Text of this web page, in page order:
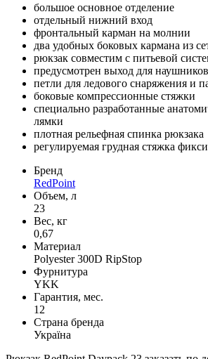
большое основное отделение
отдельный нижний вход
фронтальный карман на молнии
два удобных боковых кармана из
рюкзак совместим с питьевой
предусмотрен выход для наушников
петли для ледового снаряжения и
боковые компрессионные стяжки
специально разработанные
лямки
плотная рельефная спинка рюкзака
регулируемая грудная стяжка
Бренд
RedPoint
Объем, л
23
Вес, кг
0,67
Материал
Polyester 300D RipStop
Фурнитура
YKK
Гарантия, мес.
12
Страна бренда
Україна